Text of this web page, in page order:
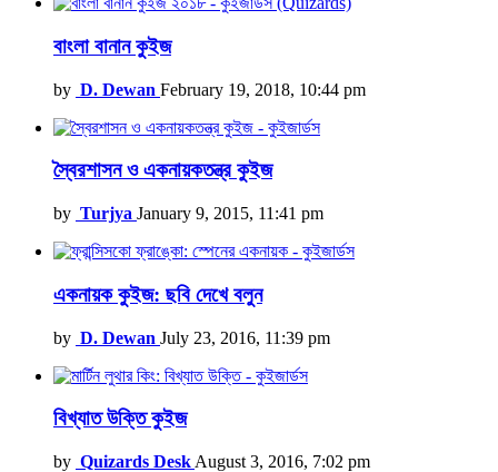
বাংলা বানান কুইজ
by D. Dewan February 19, 2018, 10:44 pm
স্বৈরশাসন ও একনায়কতন্ত্র কুইজ
by Turjya January 9, 2015, 11:41 pm
একনায়ক কুইজ: ছবি দেখে বলুন
by D. Dewan July 23, 2016, 11:39 pm
বিখ্যাত উক্তি কুইজ
by Quizards Desk August 3, 2016, 7:02 pm